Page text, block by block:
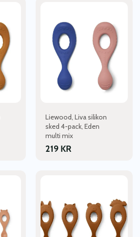
Liewood, Liva silikon
sked 4-pack, Eden
multi mix
219 KR